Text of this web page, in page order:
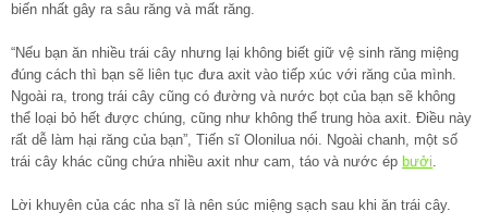
biến nhất gây ra sâu răng và mất răng.
“Nếu bạn ăn nhiều trái cây nhưng lại không biết giữ vệ sinh răng miệng
đúng cách thì bạn sẽ liên tục đưa axit vào tiếp xúc với răng của mình.
Ngoài ra, trong trái cây cũng có đường và nước bọt của bạn sẽ không
thể loại bỏ hết được chúng, cũng như không thể trung hòa axit. Điều này
rất dễ làm hại răng của bạn”, Tiến sĩ Olonilua nói. Ngoài chanh, một số
trái cây khác cũng chứa nhiều axit như cam, táo và nước ép bưởi.
Lời khuyên của các nha sĩ là nên súc miệng sạch sau khi ăn trái cây.